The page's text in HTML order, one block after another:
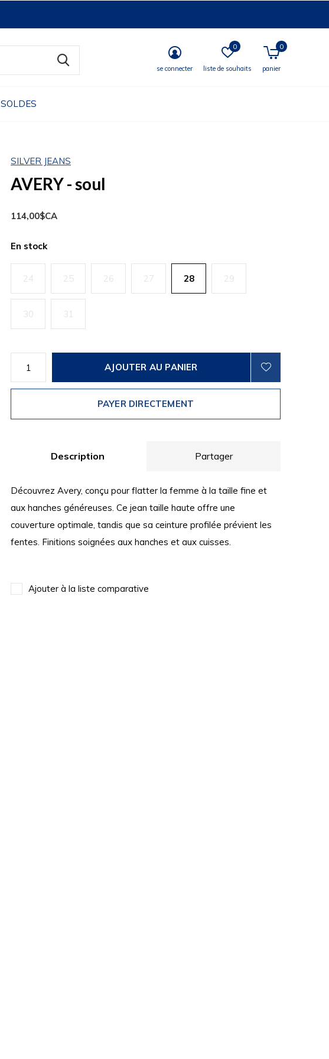
SOLDES
se connecter liste de souhaits
0
panier
0
SILVER JEANS
AVERY - soul
114,00$CA
En stock
24 25 26 27 28 29
30 31
AJOUTER AU PANIER
PAYER DIRECTEMENT
Description Partager
Découvrez Avery, conçu pour flatter la femme à la taille fine et
aux hanches généreuses. Ce jean taille haute offre une
couverture optimale, tandis que sa ceinture profilée prévient les
fentes. Finitions soignées aux hanches et aux cuisses.
Ajouter à la liste comparative